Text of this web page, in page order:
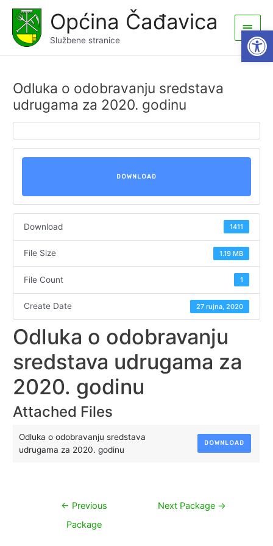
content
Općina Čađavica
Službene stranice
Main
Menu
Odluka o odobravanju sredstava
udrugama za 2020. godinu
DOWNLOAD
Download 1411
File Size 1.19 MB
File Count 1
Create Date 27 rujna, 2020
Odluka o odobravanju
sredstava udrugama za
2020. godinu
Attached Files
Odluka o odobravanju sredstava
udrugama za 2020. godinu
DOWNLOAD
Navigacija
← Previous
Package
Next Package →